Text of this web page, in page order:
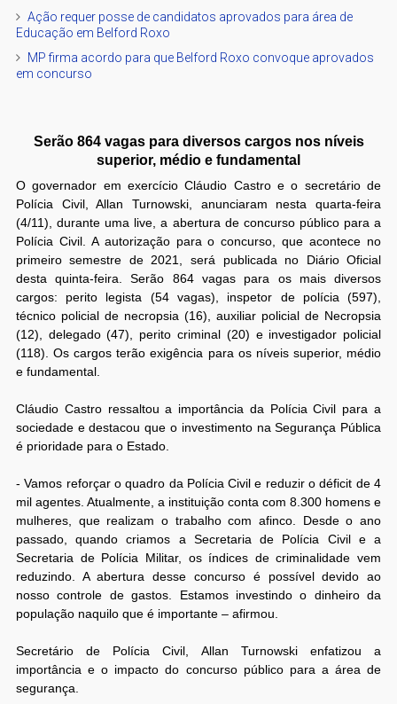
Ação requer posse de candidatos aprovados para área de
Educação em Belford Roxo
MP firma acordo para que Belford Roxo convoque aprovados
em concurso
Serão 864 vagas para diversos cargos nos níveis
superior, médio e fundamental
O governador em exercício Cláudio Castro e o secretário de
Polícia Civil, Allan Turnowski, anunciaram nesta quarta-feira
(4/11), durante uma live, a abertura de concurso público para a
Polícia Civil. A autorização para o concurso, que acontece no
primeiro semestre de 2021, será publicada no Diário Oficial
desta quinta-feira. Serão 864 vagas para os mais diversos
cargos: perito legista (54 vagas), inspetor de polícia (597),
técnico policial de necropsia (16), auxiliar policial de Necropsia
(12), delegado (47), perito criminal (20) e investigador policial
(118). Os cargos terão exigência para os níveis superior, médio
e fundamental.
Cláudio Castro ressaltou a importância da Polícia Civil para a
sociedade e destacou que o investimento na Segurança Pública
é prioridade para o Estado.
- Vamos reforçar o quadro da Polícia Civil e reduzir o déficit de 4
mil agentes. Atualmente, a instituição conta com 8.300 homens e
mulheres, que realizam o trabalho com afinco. Desde o ano
passado, quando criamos a Secretaria de Polícia Civil e a
Secretaria de Polícia Militar, os índices de criminalidade vem
reduzindo. A abertura desse concurso é possível devido ao
nosso controle de gastos. Estamos investindo o dinheiro da
população naquilo que é importante – afirmou.
Secretário de Polícia Civil, Allan Turnowski enfatizou a
importância e o impacto do concurso público para a área de
segurança.